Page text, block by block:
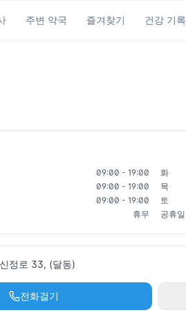
주변 약국 즐겨찾기 건강 기록
09:00 - 19:00 화
09:00 - 19:00 목
09:00 - 19:00 토
휴무 공휴일
정로 33, (달동)
전화걸기